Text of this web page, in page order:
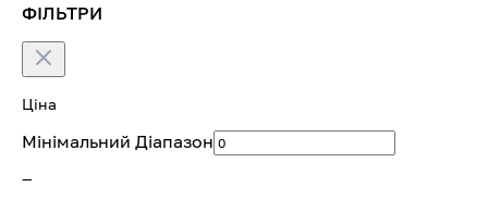
ФІЛЬТРИ
Ціна
Мінімальний Діапазон
—